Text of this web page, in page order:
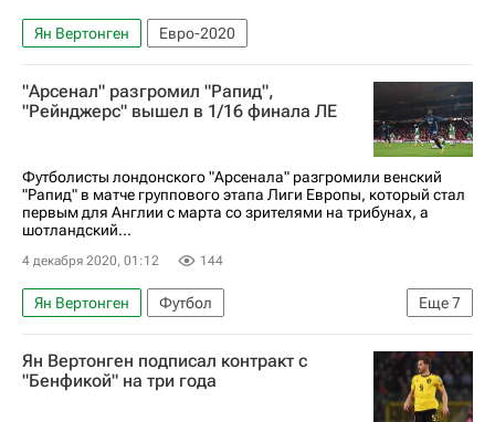
Ян Вертонген Евро-2020
"Арсенал" разгромил "Рапид",
"Рейнджерс" вышел в 1/16 финала ЛЕ
Футболисты лондонского "Арсенала" разгромили венский
"Рапид" в матче группового этапа Лиги Европы, который стал
первым для Англии с марта со зрителями на трибунах, а
шотландский...
4 декабря 2020, 01:12 144
Еще7
Ян Вертонген
Футбол
Лига Европы УЕФА 2026-2027
Мольде
Арсенал (Лондон)
Стандард (Льеж)
Ян Вертонген подписал контракт с
"Бенфикой" на три года